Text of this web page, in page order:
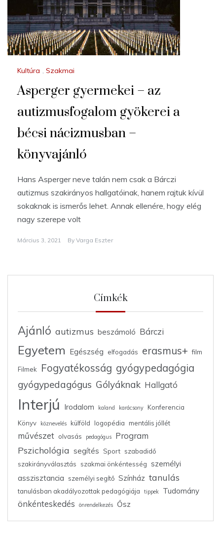
Kultúra , Szakmai
Asperger gyermekei – az
autizmusfogalom gyökerei a
bécsi nácizmusban –
könyvajánló
Hans Asperger neve talán nem csak a Bárczi
autizmus szakirányos hallgatóinak, hanem rajtuk kívül
sokaknak is ismerős lehet. Annak ellenére, hogy elég
nagy szerepe volt
Március 3, 2021 By Varga Eszter
Címkék
Ajánló autizmus beszámoló Bárczi
Egyetem Egészség elfogadás erasmus+ film
Filmek Fogyatékosság gyógypedagógia
gyógypedagógus Gólyáknak Hallgató
Interjú Irodalom kaland karácsony
Konferencia
Könyv
köznevelés külföld logopédia mentális jóllét
művészet olvasás pedagógus Program
Pszichológia segítés Sport szabadidő
szakirányválasztás
szakmai önkéntesség személyi
asszisztancia
személyi segítő Színház tanulás
tanulásban akadályozottak pedagógiája tippek Tudomány
önkénteskedés önrendelkezés Ősz